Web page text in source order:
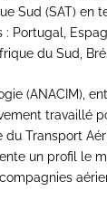
Sud (SAT) en
du Sud,
(ANACIM),
travaillé
du Transport
un profil le